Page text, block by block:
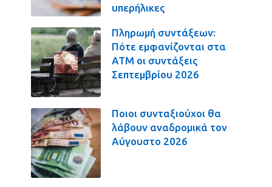
υπερήλικες
Πληρωμή συντάξεων:
Πότε εμφανίζονται στα
ΑΤΜ οι συντάξεις
Σεπτεμβρίου 2026
Ποιοι συνταξιούχοι θα
λάβουν αναδρομικά τον
Αύγουστο 2026